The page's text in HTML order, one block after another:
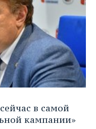
в самой
кампании»